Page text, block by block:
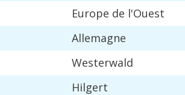
Europe de l'Ouest
Allemagne
Westerwald
Hilgert